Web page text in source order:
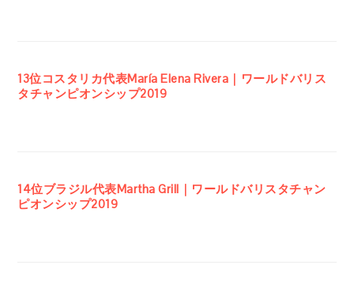
13位コスタリカ代表María Elena Rivera｜ワールドバリス
タチャンピオンシップ2019
14位ブラジル代表Martha Grill｜ワールドバリスタチャン
ピオンシップ2019